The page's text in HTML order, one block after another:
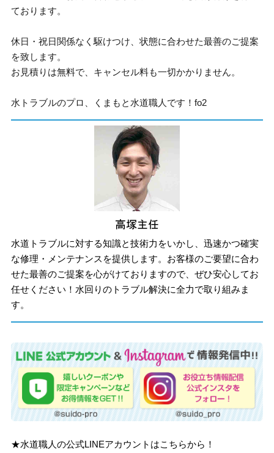
ております。
休日・祝日関係なく駆けつけ、状態に合わせた最善のご提案
を致します。
お見積りは無料で、キャンセル料も一切かかりません。
水トラブルのプロ、くまもと水道職人です！fo2
水道トラブルに対する知識と技術力をいかし、迅速かつ確実
な修理・メンテナンスを提供します。お客様のご要望に合わ
せた最善のご提案を心がけておりますので、ぜひ安心してお
任せください！水回りのトラブル解決に全力で取り組みま
す。
★水道職人の公式LINEアカウントはこちらから！